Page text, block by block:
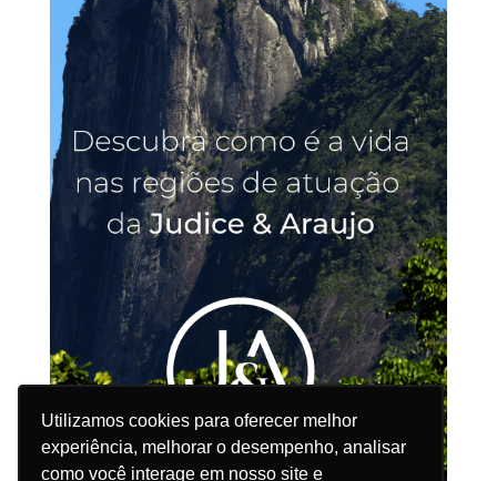
Utilizamos cookies para oferecer melhor
experiência, melhorar o desempenho, analisar
como você interage em nosso site e
Utilizamos cookies para oferecer melhor
experiência, melhorar o desempenho, analisar
como você interage em nosso site e